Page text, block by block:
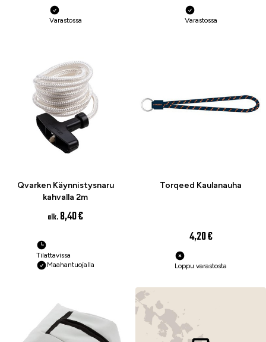
Varastossa Varastossa
Qvarken Käynnistysnaru
kahvalla 2m
alk. 8,40 €
Tilattavissa
Maahantuojalla
Torqeed Kaulanauha
4,20 €
Loppu varastosta